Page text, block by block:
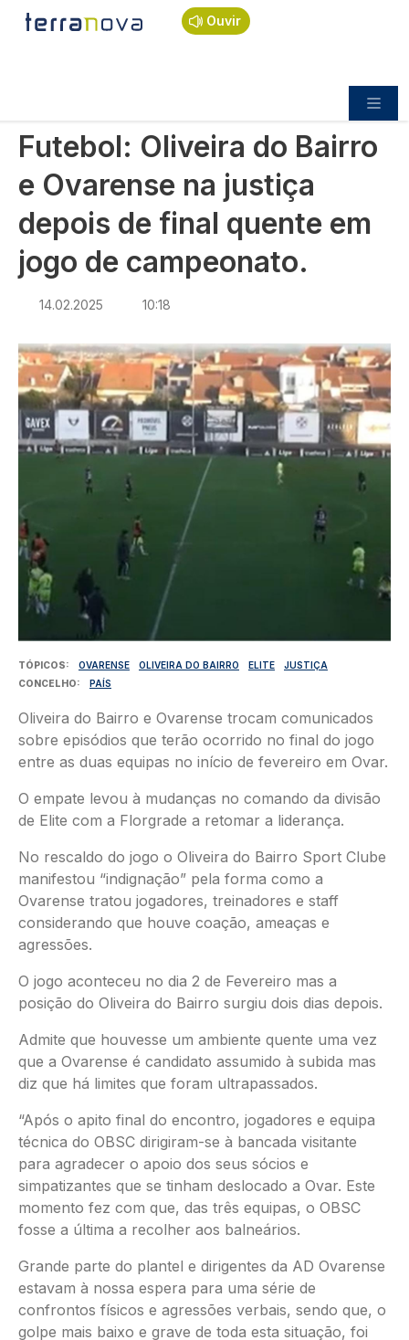
Passar para o conteúdo principal
Ouvir
Navegação estrutural
Início
Desporto
Futebol: Oliveira do Bairro e Ovarense na justiça
Futebol: Oliveira do Bairro
e Ovarense na justiça
depois de final quente em
jogo de campeonato.
14.02.2025 10:18
Imagem
TÓPICOS OVARENSE OLIVEIRA DO BAIRRO ELITE
JUSTIÇA
CONCELHO
PAÍS
Oliveira do Bairro e Ovarense trocam comunicados
sobre episódios que terão ocorrido no final do jogo
entre as duas equipas no início de fevereiro em Ovar.
O empate levou à mudanças no comando da divisão
de Elite com a Florgrade a retomar a liderança.
No rescaldo do jogo o Oliveira do Bairro Sport Clube
manifestou “indignação” pela forma como a
Ovarense tratou jogadores, treinadores e staff
considerando que houve coação, ameaças e
agressões.
O jogo aconteceu no dia 2 de Fevereiro mas a
posição do Oliveira do Bairro surgiu dois dias depois.
Admite que houvesse um ambiente quente uma vez
que a Ovarense é candidato assumido à subida mas
diz que há limites que foram ultrapassados.
“Após o apito final do encontro, jogadores e equipa
técnica do OBSC dirigiram-se à bancada visitante
para agradecer o apoio dos seus sócios e
simpatizantes que se tinham deslocado a Ovar. Este
momento fez com que, das três equipas, o OBSC
fosse a última a recolher aos balneários.
Grande parte do plantel e dirigentes da AD Ovarense
estavam à nossa espera para uma série de
confrontos físicos e agressões verbais, sendo que, o
golpe mais baixo e grave de toda esta situação, foi